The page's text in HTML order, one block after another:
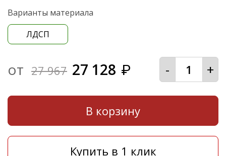
Варианты материала
ЛДСП
от 27 967 27 128 ₽ - +
В корзину
Купить в 1 клик